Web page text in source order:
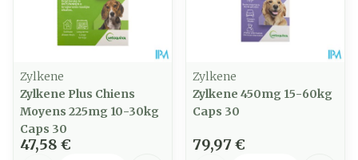
Zylkene
Zylkene Plus Chiens
Moyens 225mg 10-30kg
Caps 30
47,58 €
Zylkene
Zylkene 450mg 15-60kg
Caps 30
79,97 €